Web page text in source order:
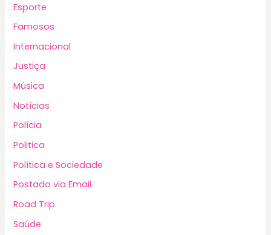
Esporte
Famosos
Internacional
Justiça
Música
Notícias
Polícia
Politica
Política e Sociedade
Postado via Email
Road Trip
Saúde